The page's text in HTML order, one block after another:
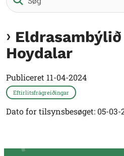
Eldrasambýlið
Hoydalar
Publiceret 11-04-2024
Eftirlitsfrágreiðingar
Dato for tilsynsbesøget: 05-03-